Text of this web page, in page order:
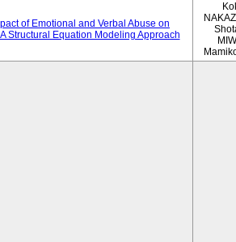
of Emotional and Verbal Abuse on
Structural Equation Modeling Approach